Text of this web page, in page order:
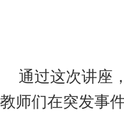
通过这次讲座
教师们在突发事